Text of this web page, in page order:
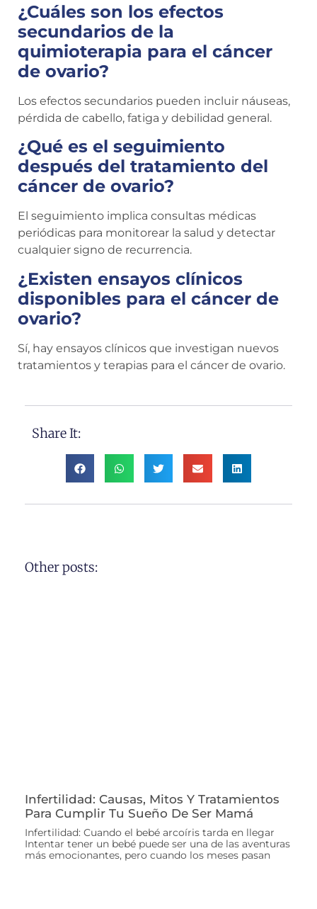
¿Cuáles son los efectos
secundarios de la
quimioterapia para el cáncer
de ovario?
Los efectos secundarios pueden incluir náuseas,
pérdida de cabello, fatiga y debilidad general.
¿Qué es el seguimiento
después del tratamiento del
cáncer de ovario?
El seguimiento implica consultas médicas
periódicas para monitorear la salud y detectar
cualquier signo de recurrencia.
¿Existen ensayos clínicos
disponibles para el cáncer de
ovario?
Sí, hay ensayos clínicos que investigan nuevos
tratamientos y terapias para el cáncer de ovario.
Share It:
Other posts:
Infertilidad: Causas, Mitos Y Tratamientos
Para Cumplir Tu Sueño De Ser Mamá
Infertilidad: Cuando el bebé arcoíris tarda en llegar
Intentar tener un bebé puede ser una de las aventuras
más emocionantes, pero cuando los meses pasan